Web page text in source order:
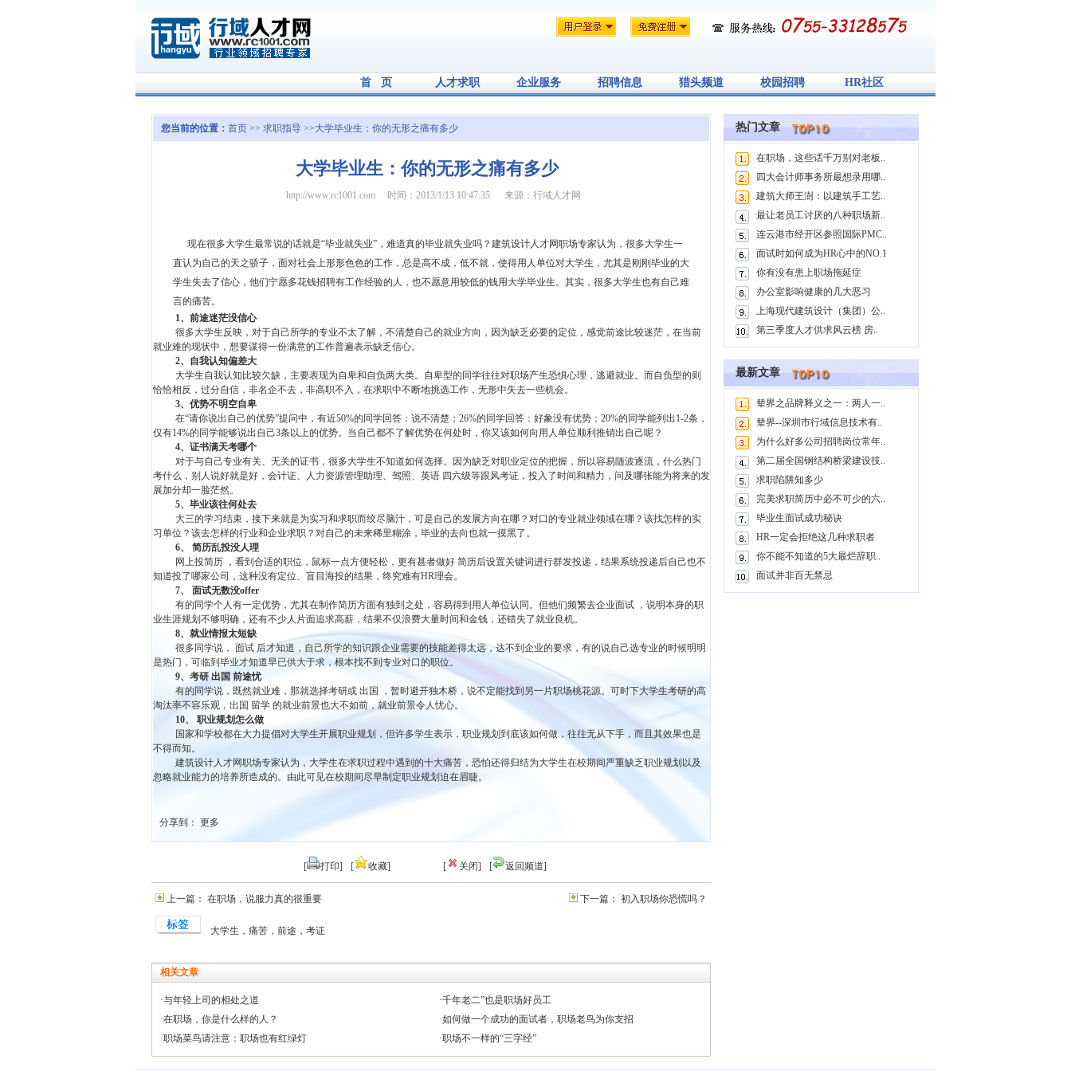
首 页 人才求职 企业服务 招聘信息 猎头频道 校园招聘 HR社区
您当前的位置： 首页 >> 求职指导 >>大学毕业生：你的无形之痛有多少
大学毕业生：你的无形之痛有多少
http://www.rc1001.com时间：2013/1/13 10:47:35 来源：行域人才网
现在很多大学生最常说的话就是“毕业就失业”，难道真的毕业就失业吗？建筑设计人才网职场专家认为，很多大学生一
直认为自己的天之骄子，面对社会上形形色色的工作，总是高不成，低不就，使得用人单位对大学生，尤其是刚刚毕业的大
学生失去了信心，他们宁愿多花钱招聘有工作经验的人，也不愿意用较低的钱用大学毕业生。其实，很多大学生也有自己难
言的痛苦。
1、前途迷茫没信心
很多大学生反映，对于自己所学的专业不太了解，不清楚自己的就业方向，因为缺乏必要的定位，感觉前途比较迷茫，在当前
就业难的现状中，想要谋得一份满意的工作普遍表示缺乏信心。
2、自我认知偏差大
大学生自我认知比较欠缺，主要表现为自卑和自负两大类。自卑型的同学往往对职场产生恐惧心理，逃避就业。而自负型的则
恰恰相反，过分自信，非名企不去，非高职不入，在求职中不断地挑选工作，无形中失去一些机会。
3、优势不明空自卑
在“请你说出自己的优势”提问中，有近50%的同学回答：说不清楚；26%的同学回答：好象没有优势；20%的同学能列出1-2条，
仅有14%的同学能够说出自己3条以上的优势。当自己都不了解优势在何处时，你又该如何向用人单位顺利推销出自己呢？
4、证书满天考哪个
对于与自己专业有关、无关的证书，很多大学生不知道如何选择。因为缺乏对职业定位的把握，所以容易随波逐流，什么热门
考什么，别人说好就是好，会计证、人力资源管理助理、驾照、英语 四六级等跟风考证，投入了时间和精力，问及哪张能为将来的发
展加分却一脸茫然。
5、毕业该往何处去
大三的学习结束，接下来就是为实习和求职而绞尽脑汁，可是自己的发展方向在哪？对口的专业就业领域在哪？该找怎样的实
习单位？该去怎样的行业和企业求职？对自己的未来稀里糊涂，毕业的去向也就一摸黑了。
6、 简历乱投没人理
网上投简历 ，看到合适的职位，鼠标一点方便轻松，更有甚者做好 简历后设置关键词进行群发投递，结果系统投递后自己也不
知道投了哪家公司，这种没有定位、盲目海投的结果，终究难有HR理会。
7、 面试无数没offer
有的同学个人有一定优势，尤其在制作简历方面有独到之处，容易得到用人单位认同。但他们频繁去企业面试 ，说明本身的职
业生涯规划不够明确，还有不少人片面追求高薪，结果不仅浪费大量时间和金钱，还错失了就业良机。
8、就业情报太短缺
很多同学说， 面试 后才知道，自己所学的知识跟企业需要的技能差得太远，达不到企业的要求，有的说自己选专业的时候明明
是热门，可临到毕业才知道早已供大于求，根本找不到专业对口的职位。
9、考研 出国 前途忧
有的同学说，既然就业难，那就选择考研或 出国 ，暂时避开独木桥，说不定能找到另一片职场桃花源。可时下大学生考研的高
淘汰率不容乐观，出国 留学 的就业前景也大不如前，就业前景令人忧心。
10、 职业规划怎么做
国家和学校都在大力提倡对大学生开展职业规划，但许多学生表示，职业规划到底该如何做，往往无从下手，而且其效果也是
不得而知。
建筑设计人才网职场专家认为，大学生在求职过程中遇到的十大痛苦，恐怕还得归结为大学生在校期间严重缺乏职业规划以及
忽略就业能力的培养所造成的。由此可见在校期间尽早制定职业规划迫在眉睫。
分享到： 更多
[ 打印] [ 收藏] [ 关闭] [ 返回频道]
上一篇： 在职场，说服力真的很重要 下一篇： 初入职场你恐慌吗？
大学生，痛苦，前途，考证
相关文章
·与年轻上司的相处之道
·千年老二”也是职场好员工
·在职场，你是什么样的人？
·如何做一个成功的面试者，职场老鸟为你支招
·职场菜鸟请注意：职场也有红绿灯
·职场不一样的“三字经”
热门文章
在职场，这些话千万别对老板..
四大会计师事务所最想录用哪..
建筑大师王澍：以建筑手工艺..
最让老员工讨厌的八种职场新..
连云港市经开区参照国际PMC..
面试时如何成为HR心中的NO.1
你有没有患上职场拖延症
办公室影响健康的几大恶习
上海现代建筑设计（集团）公..
第三季度人才供求风云榜 房..
最新文章
辇界之品牌释义之一：两人一..
辇界--深圳市行域信息技术有..
为什么好多公司招聘岗位常年..
第二届全国钢结构桥梁建设技..
求职陷阱知多少
完美求职简历中必不可少的六..
毕业生面试成功秘诀
HR一定会拒绝这几种求职者
你不能不知道的5大最烂辞职..
面试并非百无禁忌